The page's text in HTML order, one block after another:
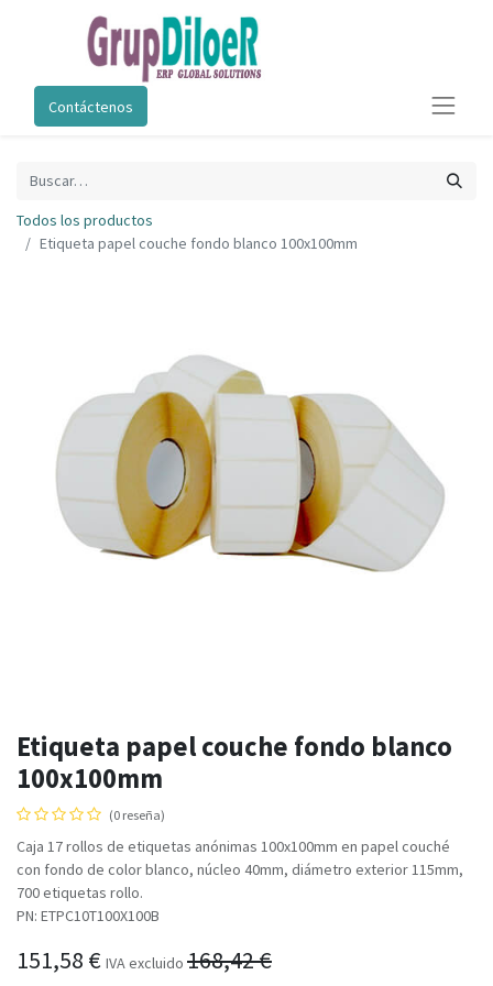
Contáctenos
Todos los productos
Etiqueta papel couche fondo blanco 100x100mm
Etiqueta papel couche fondo blanco
100x100mm
(0 reseña)
Caja 17 rollos de etiquetas anónimas 100x100mm en papel couché
con fondo de color blanco, núcleo 40mm, diámetro exterior 115mm,
700 etiquetas rollo.
PN: ETPC10T100X100B
151,58 € IVA excluido 168,42€